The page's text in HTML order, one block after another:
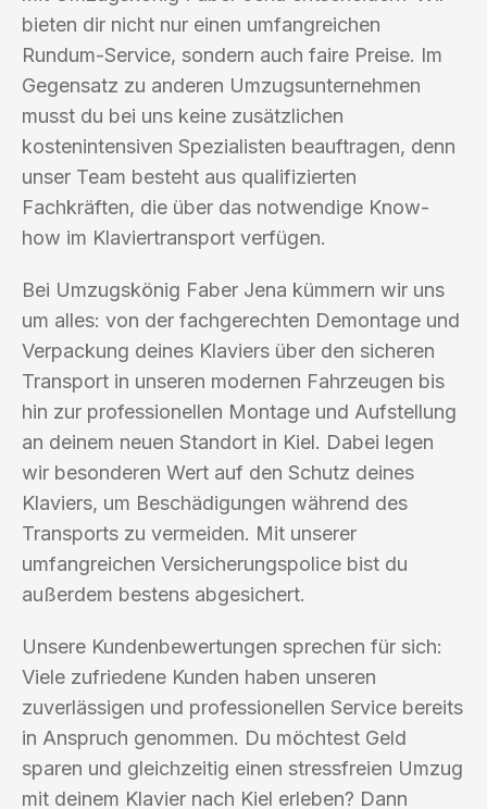
bieten dir nicht nur einen umfangreichen
Rundum-Service, sondern auch faire Preise. Im
Gegensatz zu anderen Umzugsunternehmen
musst du bei uns keine zusätzlichen
kostenintensiven Spezialisten beauftragen, denn
unser Team besteht aus qualifizierten
Fachkräften, die über das notwendige Know-
how im Klaviertransport verfügen.
Bei Umzugskönig Faber Jena kümmern wir uns
um alles: von der fachgerechten Demontage und
Verpackung deines Klaviers über den sicheren
Transport in unseren modernen Fahrzeugen bis
hin zur professionellen Montage und Aufstellung
an deinem neuen Standort in Kiel. Dabei legen
wir besonderen Wert auf den Schutz deines
Klaviers, um Beschädigungen während des
Transports zu vermeiden. Mit unserer
umfangreichen Versicherungspolice bist du
außerdem bestens abgesichert.
Unsere Kundenbewertungen sprechen für sich:
Viele zufriedene Kunden haben unseren
zuverlässigen und professionellen Service bereits
in Anspruch genommen. Du möchtest Geld
sparen und gleichzeitig einen stressfreien Umzug
mit deinem Klavier nach Kiel erleben? Dann